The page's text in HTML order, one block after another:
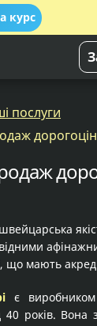
курс
послуги
, що мають
є виробником
років. Вона